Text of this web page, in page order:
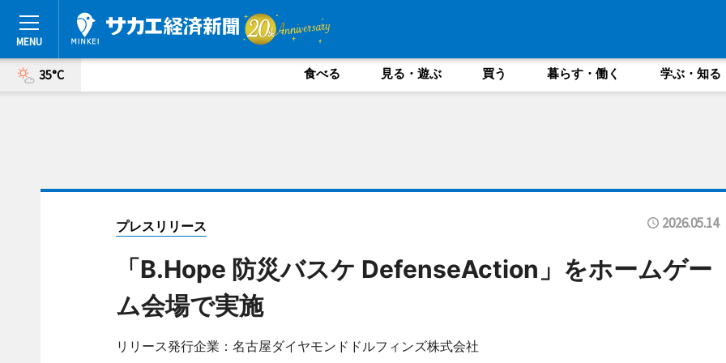
35°C 食べる 見る・遊ぶ 買う 暮らす・働く 学ぶ・知る
プレスリリース 2026.05.14
「B.Hope 防災バスケ DefenseAction」をホームゲー
ム会場で実施
リリース発行企業：名古屋ダイヤモンドドルフィンズ株式会社